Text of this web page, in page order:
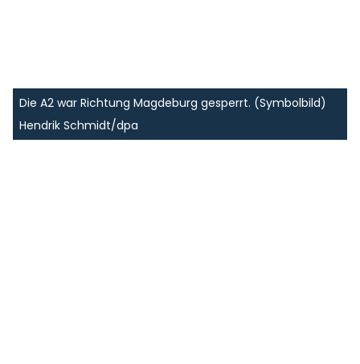
Die A2 war Richtung Magdeburg gesperrt. (Symbolbild)
Hendrik Schmidt/dpa